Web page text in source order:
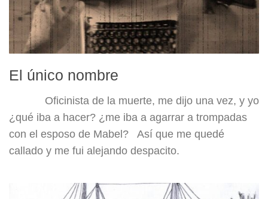
El único nombre
Oficinista de la muerte, me dijo una vez, y yo
¿qué iba a hacer? ¿me iba a agarrar a trompadas
con el esposo de Mabel? Así que me quedé
callado y me fui alejando despacito.